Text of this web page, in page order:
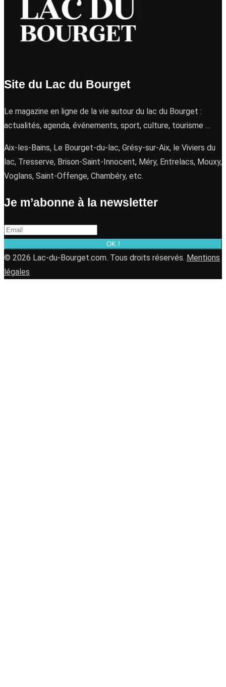
Site du Lac du Bourget
Le magazine en ligne de la vie autour du lac du Bourget :
actualités, agenda, événements, sport, culture, tourisme …
Aix-les-Bains, Le Bourget-du-lac, Grésy-sur-Aix, le Viviers du
lac, Tresserve, Brison-Saint-Innocent, Méry, Entrelacs, Mouxy,
Voglans, Saint-Offenge, Chambéry, etc.
Je m’abonne à la newsletter
OK !
© 2026 Lac-du-Bourget.com. Tous droits réservés. Mentions
légales